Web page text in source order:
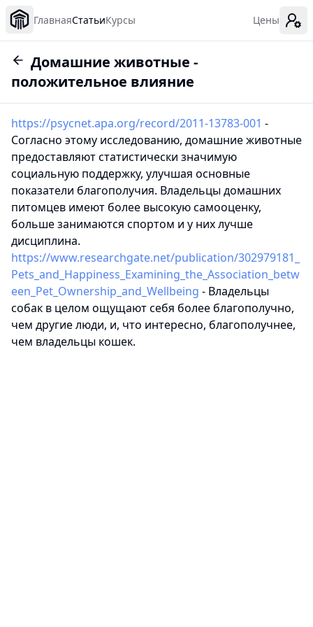
ГлавнаяСтатьиКурсы Цены
Домашние животные -
положительное влияние
https://psycnet.apa.org/record/2011-13783-001 -
Согласно этому исследованию, домашние животные
предоставляют статистически значимую
социальную поддержку, улучшая основные
показатели благополучия. Владельцы домашних
питомцев имеют более высокую самооценку,
больше занимаются спортом и у них лучше
дисциплина.
https://www.researchgate.net/publication/302979181_
Pets_and_Happiness_Examining_the_Association_betw
een_Pet_Ownership_and_Wellbeing - Владельцы
собак в целом ощущают себя более благополучно,
чем другие люди, и, что интересно, благополучнее,
чем владельцы кошек.